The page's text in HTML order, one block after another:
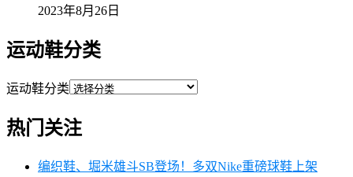
2023年8月26日
运动鞋分类
运动鞋分类
热门关注
编织鞋、堀米雄斗SB登场！多双Nike重磅球鞋上架